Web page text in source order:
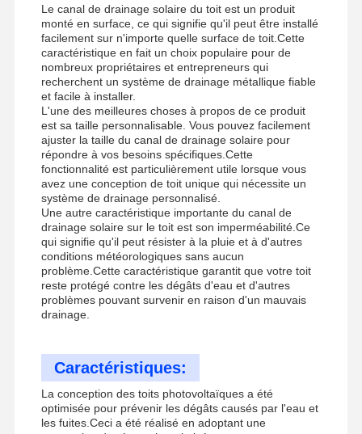
Le canal de drainage solaire du toit est un produit
monté en surface, ce qui signifie qu'il peut être installé
facilement sur n'importe quelle surface de toit.Cette
caractéristique en fait un choix populaire pour de
nombreux propriétaires et entrepreneurs qui
recherchent un système de drainage métallique fiable
et facile à installer.
L'une des meilleures choses à propos de ce produit
est sa taille personnalisable. Vous pouvez facilement
ajuster la taille du canal de drainage solaire pour
répondre à vos besoins spécifiques.Cette
fonctionnalité est particulièrement utile lorsque vous
avez une conception de toit unique qui nécessite un
système de drainage personnalisé.
Une autre caractéristique importante du canal de
drainage solaire sur le toit est son imperméabilité.Ce
qui signifie qu'il peut résister à la pluie et à d'autres
conditions météorologiques sans aucun
problème.Cette caractéristique garantit que votre toit
reste protégé contre les dégâts d'eau et d'autres
problèmes pouvant survenir en raison d'un mauvais
drainage.
Caractéristiques:
La conception des toits photovoltaïques a été
optimisée pour prévenir les dégâts causés par l'eau et
les fuites.Ceci a été réalisé en adoptant une